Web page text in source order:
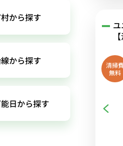
清掃
無料
から探す
から探す
日から探す